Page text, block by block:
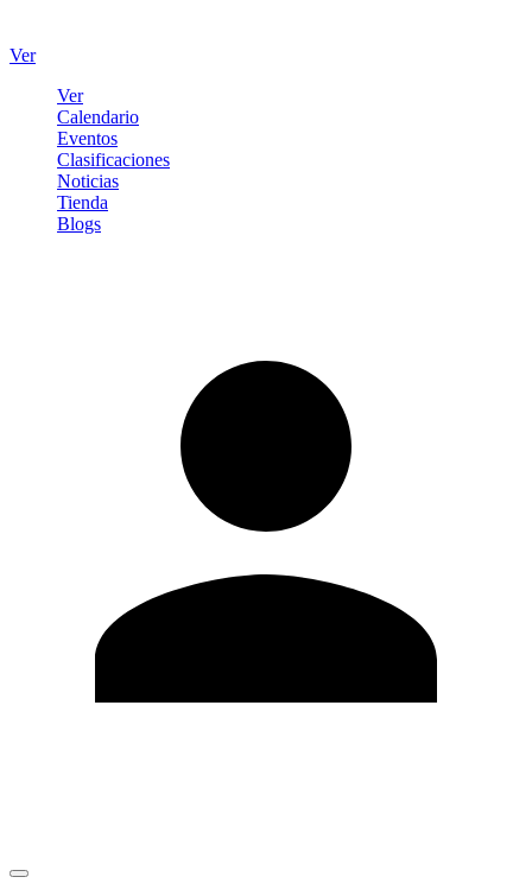
Ver
Ver
Calendario
Eventos
Clasificaciones
Noticias
Tienda
Blogs